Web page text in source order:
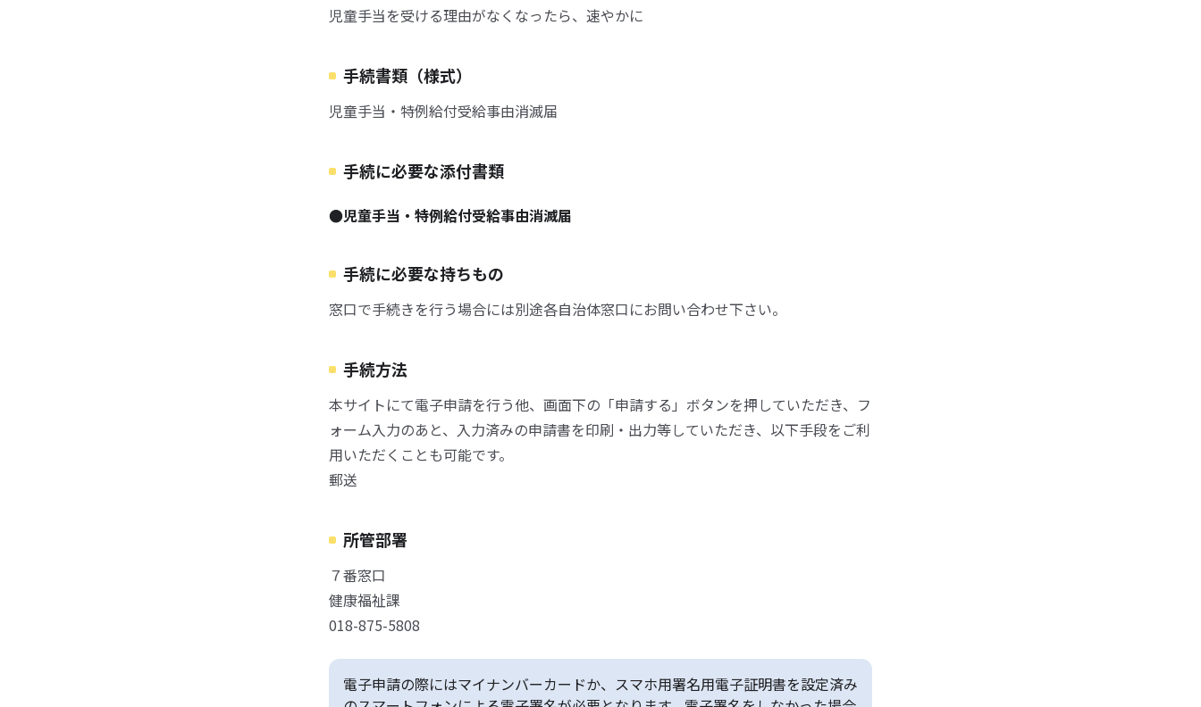
児童手当を受ける理由がなくなったら、速やかに
手続書類（様式）
児童手当・特例給付受給事由消滅届
手続に必要な添付書類
●児童手当・特例給付受給事由消滅届
手続に必要な持ちもの
窓口で手続きを行う場合には別途各自治体窓口にお問い合わせ下さい。
手続方法
本サイトにて電子申請を行う他、画面下の「申請する」ボタンを押していただき、フ
ォーム入力のあと、入力済みの申請書を印刷・出力等していただき、以下手段をご利
用いただくことも可能です。
郵送
所管部署
７番窓口
健康福祉課
018-875-5808
電子申請の際にはマイナンバーカードか、スマホ用署名用電子証明書を設定済み